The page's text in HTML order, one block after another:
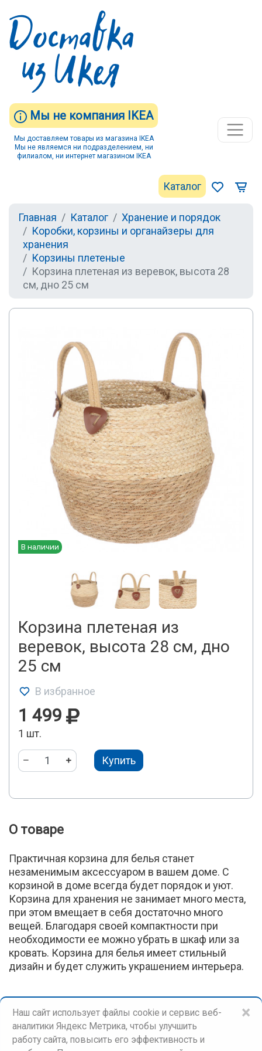
Мы не компания IKEA
Мы доставляем товары из магазина IKEA
Мы не являемся ни подразделением, ни
филиалом, ни интернет магазином IKEA
Каталог
Главная Каталог
Хранение и порядок
Коробки, корзины и органайзеры для
хранения
Корзины плетеные
Корзина плетеная из веревок, высота 28
см, дно 25 см
В наличии
Корзина плетеная из
веревок, высота 28 см, дно
25 см
В избранное
1 499
1 шт.
Купить
О товаре
Практичная корзина для белья станет
незаменимым аксессуаром в вашем доме. С
корзиной в доме всегда будет порядок и уют.
Корзина для хранения не занимает много места,
при этом вмещает в себя достаточно много
вещей. Благодаря своей компактности при
необходимости ее можно убрать в шкаф или за
кровать. Корзина для белья имеет стильный
дизайн и будет служить украшением интерьера.
×
Наш сайт использует файлы cookie и сервис веб-
аналитики Яндекс Метрика, чтобы улучшить
работу сайта, повысить его эффективность и